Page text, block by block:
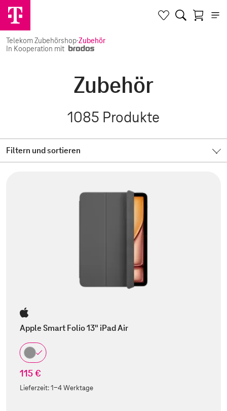
Telekom Zubehörshop·Zubehör
In Kooperation mit
Zubehör
1085 Produkte
Filtern und sortieren
Apple Smart Folio 13" iPad Air
115 €
Lieferzeit:1-4 Werktage